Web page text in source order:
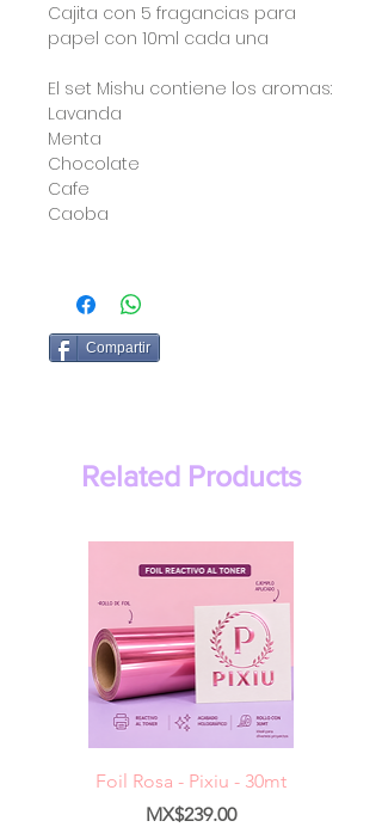
Cajita con 5 fragancias para
papel con 10ml cada una
El set Mishu contiene los aromas:
Lavanda
Menta
Chocolate
Cafe
Caoba
Compartir
Related Products
Foil Rosa - Pixiu - 30mt
Price
MX$239.00